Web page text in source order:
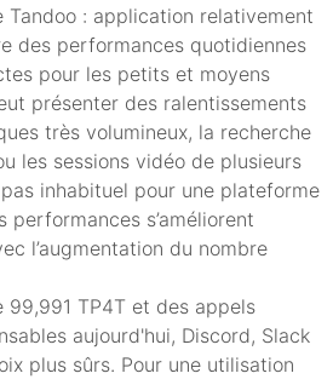
Tandoo : application relativement
des performances quotidiennes
pour les petits et moyens
présenter des ralentissements
très volumineux, la recherche
les sessions vidéo de plusieurs
pas inhabituel pour une plateforme
performances s’améliorent
l’augmentation du nombre
99,991 TP4T et des appels
aujourd'hui, Discord, Slack
plus sûrs. Pour une utilisation